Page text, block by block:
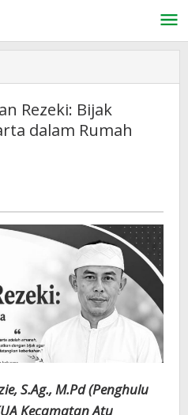
Rezeki: Bijak
dalam Rumah
S.Ag., M.Pd (Penghulu
Kecamatan Atu